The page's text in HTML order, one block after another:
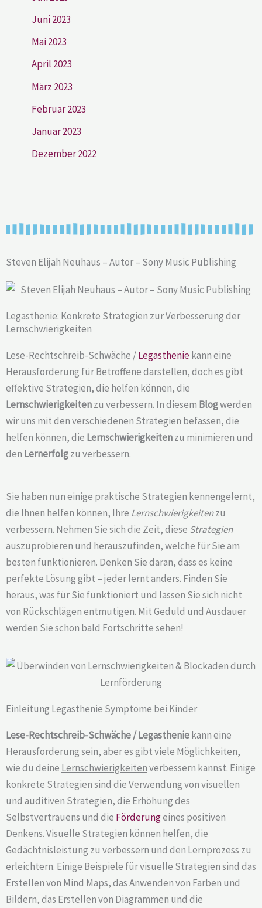
Juni 2023
Mai 2023
April 2023
März 2023
Februar 2023
Januar 2023
Dezember 2022
Steven Elijah Neuhaus – Autor – Sony Music Publishing
Legasthenie: Konkrete Strategien zur Verbesserung der
Lernschwierigkeiten
Lese-Rechtschreib-Schwäche /Legastheniekann eine
Herausforderung für Betroffene darstellen, doch es gibt
effektive Strategien, die helfen können, die
Lernschwierigkeitenzu verbessern. In diesem Blogwerden
wir uns mit den verschiedenen Strategien befassen, die
helfen können, die Lernschwierigkeitenzu minimieren und
den Lernerfolgzu verbessern.
Sie haben nun einige praktische Strategien kennengelernt,
die Ihnen helfen können, Ihre Lernschwierigkeitenzu
verbessern. Nehmen Sie sich die Zeit, diese Strategien
auszuprobieren und herauszufinden, welche für Sie am
besten funktionieren. Denken Sie daran, dass es keine
perfekte Lösung gibt – jeder lernt anders. Finden Sie
heraus, was für Sie funktioniert und lassen Sie sich nicht
von Rückschlägen entmutigen. Mit Geduld und Ausdauer
werden Sie schon bald Fortschritte sehen!
Einleitung Legasthenie Symptome bei Kinder
Lese-Rechtschreib-Schwäche / Legastheniekann eine
Herausforderung sein, aber es gibt viele Möglichkeiten,
wie du deine Lernschwierigkeitenverbessern kannst. Einige
konkrete Strategien sind die Verwendung von visuellen
und auditiven Strategien, die Erhöhung des
Selbstvertrauens und die Förderungeines positiven
Denkens. Visuelle Strategien können helfen, die
Gedächtnisleistung zu verbessern und den Lernprozess zu
erleichtern. Einige Beispiele für visuelle Strategien sind das
Erstellen von Mind Maps, das Anwenden von Farben und
Bildern, das Erstellen von Diagrammen und die